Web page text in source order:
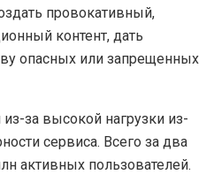
провокативный,
контент, дать
опасных или запрещенных
из-за высокой нагрузки из-
сервиса. Всего за два
активных пользователей.